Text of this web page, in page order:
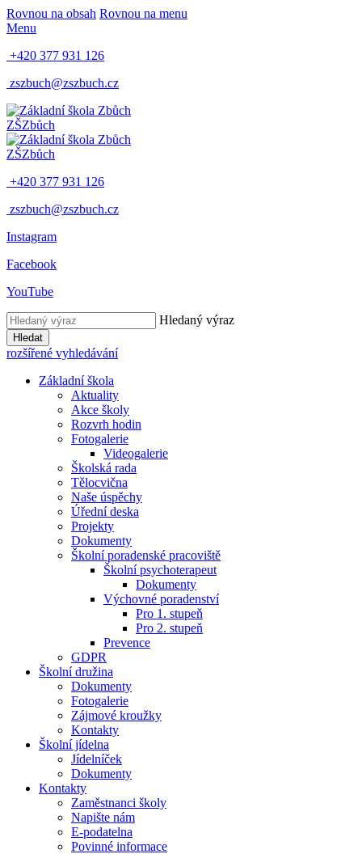
Rovnou na obsah Rovnou na menu
Menu
+420 377 931 126
zszbuch@zszbuch.cz
ZŠZbůch
ZŠZbůch
+420 377 931 126
zszbuch@zszbuch.cz
Instagram
Facebook
YouTube
Hledaný výraz
Hledat
rozšířené vyhledávání
Základní škola
Aktuality
Akce školy
Rozvrh hodin
Fotogalerie
Videogalerie
Školská rada
Tělocvična
Naše úspěchy
Úřední deska
Projekty
Dokumenty
Školní poradenské pracoviště
Školní psychoterapeut
Dokumenty
Výchovné poradenství
Pro 1. stupeň
Pro 2. stupeň
Prevence
GDPR
Školní družina
Dokumenty
Fotogalerie
Zájmové kroužky
Kontakty
Školní jídelna
Jídelníček
Dokumenty
Kontakty
Zaměstnanci školy
Napište nám
E-podatelna
Povinné informace